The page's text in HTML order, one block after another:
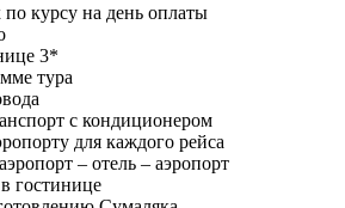
курсу на день оплаты
3*
тура
с кондиционером
для каждого рейса
– отель – аэропорт
гостинице